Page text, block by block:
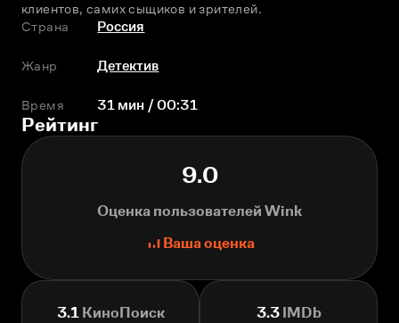
клиентов, самих сыщиков и зрителей.
Страна
Россия
Жанр Детектив
Время 31 мин / 00:31
Рейтинг
9.0
Оценка пользователей Wink
Ваша оценка
3.1КиноПоиск 3.3IMDb